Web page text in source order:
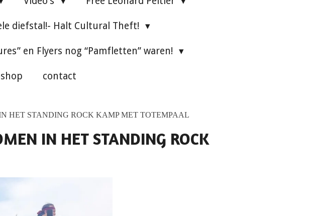
diefstal!- Halt Cultural Theft!
en Flyers nog “Pamfletten” waren!
contact
HET STANDING ROCK KAMP MET TOTEMPAAL
IN HET STANDING ROCK